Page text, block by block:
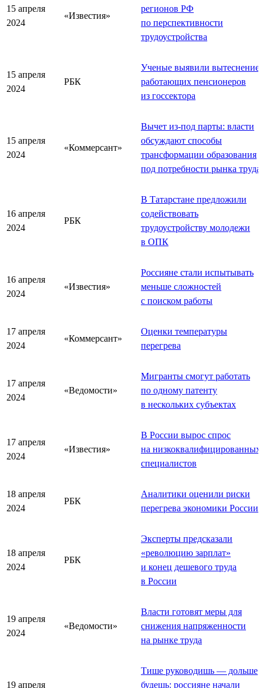
15 апреля
2024
«Известия»
регионов РФ
по перспективности
трудоустройства
15 апреля
2024
РБК
Ученые выявили вытеснение
работающих пенсионеров
из госсектора
15 апреля
2024
«Коммерсант»
Вычет из-под парты: власти
обсуждают способы
трансформации образования
под потребности рынка труда
16 апреля
2024
РБК
В Татарстане предложили
содействовать
трудоустройству молодежи
в ОПК
16 апреля
2024
«Известия»
Россияне стали испытывать
меньше сложностей
с поиском работы
17 апреля
2024
«Коммерсант»
Оценки температуры
перегрева
17 апреля
2024
«Ведомости»
Мигранты смогут работать
по одному патенту
в нескольких субъектах
17 апреля
2024
«Известия»
В России вырос спрос
на низкоквалифицированных
специалистов
18 апреля
2024
РБК
Аналитики оценили риски
перегрева экономики России
18 апреля
2024
РБК
Эксперты предсказали
«революцию зарплат»
и конец дешевого труда
в России
19 апреля
2024
«Ведомости»
Власти готовят меры для
снижения напряженности
на рынке труда
19 апреля
Тише руководишь — дольше
будешь: россияне начали